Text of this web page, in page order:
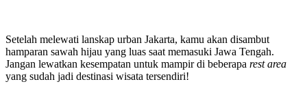
Setelah melewati lanskap urban Jakarta, kamu akan disambut
hamparan sawah hijau yang luas saat memasuki Jawa Tengah.
Jangan lewatkan kesempatan untuk mampir di beberapa rest area
yang sudah jadi destinasi wisata tersendiri!